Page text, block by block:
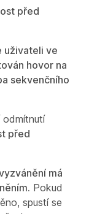
před
uživateli ve
hovor na
sekvenčního
odmítnutí
před
má
Pokud
spustí se